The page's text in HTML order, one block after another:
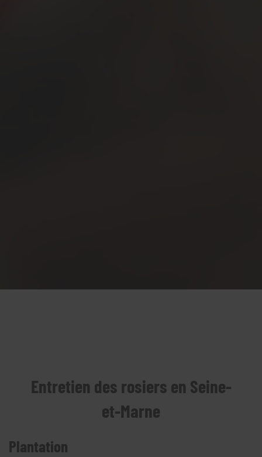
Entretien des rosiers en Seine-
et-Marne
Plantation